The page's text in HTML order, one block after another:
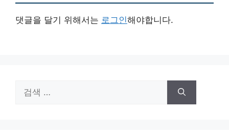
댓글을 달기 위해서는 로그인해야합니다.
색: